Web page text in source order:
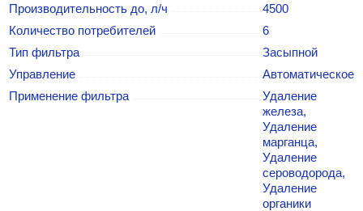
Производительность до, л/ч
4500
Количество потребителей
6
Тип фильтра
Засыпной
Управление
Автоматическое
Применение фильтра
Удаление
железа,
Удаление
марганца,
Удаление
сероводорода,
Удаление
органики